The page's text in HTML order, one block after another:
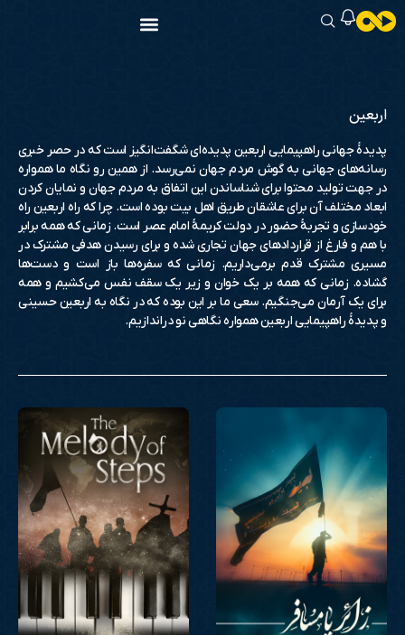
اربعین
پدیدۀ جهانی راهپیمایی اربعین پدیده‌ای شگفت‌انگیز است که در حصر خبری
رسانه‌های جهانی به گوش مردم جهان نمی‌رسد. از همین رو نگاه ما همواره
در جهت تولید محتوا برای شناساندن این اتفاق به مردم جهان و نمایان کردن
ابعاد مختلف آن برای عاشقان طریق اهل بیت بوده است. چرا که راه اربعین راه
خودسازی و تجربۀ حضور در دولت کریمۀ امام عصر است. زمانی که همه برابر
با هم و فارغ از قراردادهای جهان تجاری شده و برای رسیدن هدفی مشترک در
مسیری مشترک قدم برمی‌داریم. زمانی که سفره‌ها باز است و دست‌ها
گشاده. زمانی که همه بر یک خوان و زیر یک سقف نفس می‌کشیم و همه
برای یک آرمان می‌جنگیم. سعی ما بر این بوده که در نگاه به اربعین حسینی
و پدیدۀ راهپیمایی اربعین همواره نگاهی نو دراندازیم.